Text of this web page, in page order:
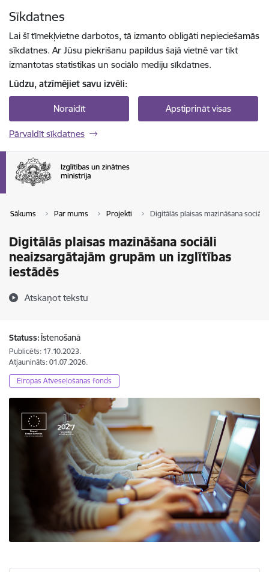
Sīkdatnes
Lai šī tīmekļvietne darbotos, tā izmanto obligāti nepieciešamās
sīkdatnes. Ar Jūsu piekrišanu papildus šajā vietnē var tikt
izmantotas statistikas un sociālo mediju sīkdatnes.
Lūdzu, atzīmējiet savu izvēli:
Noraidīt Apstiprināt visas
Pārvaldīt sīkdatnes
Sākums Par mums Projekti Digitālās plaisas mazināšana
Digitālās plaisas mazināšana sociāli
neaizsargātajām grupām un izglītības
iestādēs
Atskaņot tekstu
Statuss:Īstenošanā
Publicēts: 17.10.2023.
Atjaunināts: 01.07.2026.
Eiropas Atveseļošanas fonds